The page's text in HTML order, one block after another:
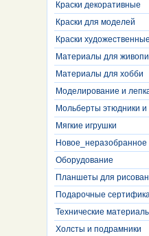
Краски декоративные
Краски для моделей
Краски художественные
Материалы для
Материалы для хобби
Моделирование и
Мольберты этюдники
Мягкие игрушки
Новое_неразобранное
Оборудование
Планшеты для
Подарочные
Технические
Холсты и подрамники